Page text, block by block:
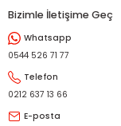
Bizimle İletişime Geç
Whatsapp
0544 526 71 77
Telefon
0212 637 13 66
E-posta